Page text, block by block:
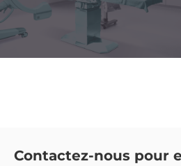
Contactez-nous pour